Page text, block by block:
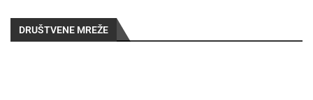
DRUŠTVENE MREŽE